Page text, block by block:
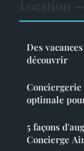
Des
découvrir
Conciergerie
optimale
5 façons
Concierge